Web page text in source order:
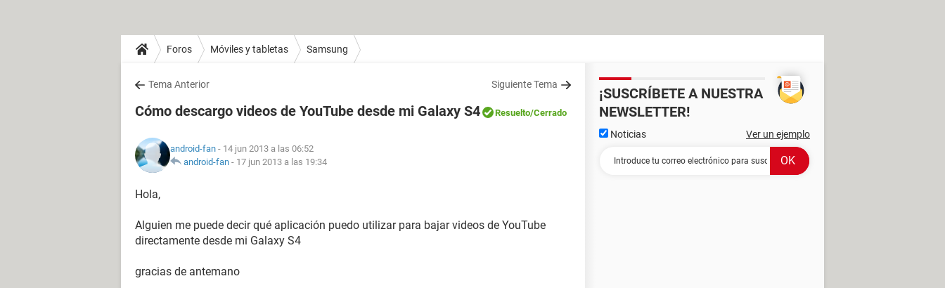
Foros Móviles y tabletas Samsung
Tema Anterior Siguiente Tema
Cómo descargo videos de YouTube desde mi Galaxy S4 Resuelto/Cerrado
android-fan - 14 jun 2013 a las 06:52
android-fan - 17 jun 2013 a las 19:34
Hola,
Alguien me puede decir qué aplicación puedo utilizar para bajar videos de YouTube
directamente desde mi Galaxy S4
gracias de antemano
¡SUSCRÍBETE A NUESTRA
NEWSLETTER!
Noticias Ver un ejemplo